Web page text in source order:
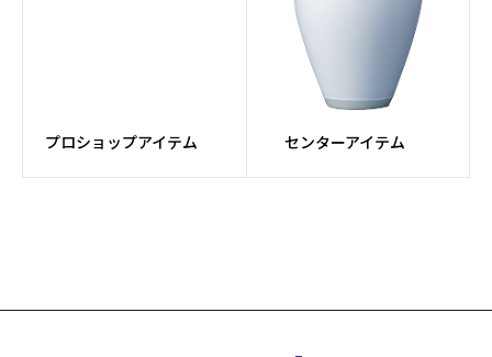
プロショップアイテム センターアイテム